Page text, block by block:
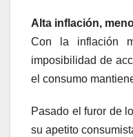
Alta inflación,
Con la inflación
imposibilidad de
el consumo
Pasado el furor de
su apetito